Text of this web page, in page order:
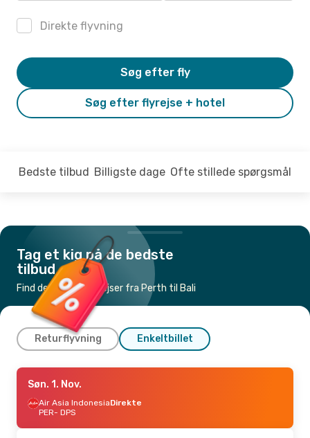
Direkte flyvning
Søg efter flyrejse + hotel
Søg efter fly
Bedste tilbud Billigste dage Ofte stillede spørgsmål
Tag et kig på de bedste
tilbud
Find de billigste flyrejser fra Perth til Bali
Returflyvning Enkeltbillet
Søn. 23. Aug.
Jetstar Direkte
PER- DPS
DPS- PER
Søn. 1. Nov.
Air Asia IndonesiaDirekte
PER- DPS